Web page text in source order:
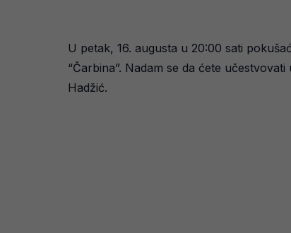
U petak, 16. augusta u 20:00 sati
“Čarbina”. Nadam se da ćete
Hadžić.